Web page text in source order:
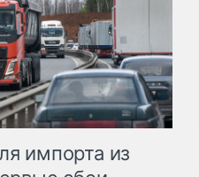
импорта из